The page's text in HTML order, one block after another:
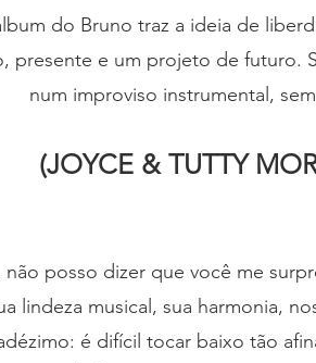
do Bruno traz a ideia de
presente e um projeto de futuro.
num improviso instrumental,
(JOYCE & TUTTY
não posso dizer que você me
lindeza musical, sua harmonia,
é difícil tocar baixo tão